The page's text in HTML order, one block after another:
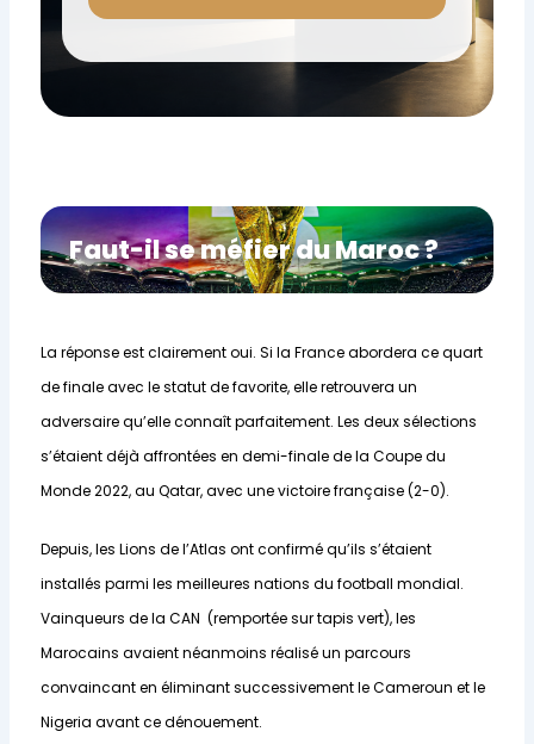
Faut-il se méfier du Maroc ?
La réponse est clairement oui. Si la France abordera ce quart
de finale avec le statut de favorite, elle retrouvera un
adversaire qu’elle connaît parfaitement. Les deux sélections
s’étaient déjà affrontées en demi-finale de la Coupe du
Monde 2022, au Qatar, avec une victoire française (2-0).
Depuis, les Lions de l’Atlas ont confirmé qu’ils s’étaient
installés parmi les meilleures nations du football mondial.
Vainqueurs de la CAN (remportée sur tapis vert), les
Marocains avaient néanmoins réalisé un parcours
convaincant en éliminant successivement le Cameroun et le
Nigeria avant ce dénouement.